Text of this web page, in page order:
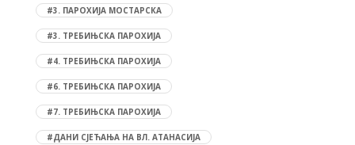
#3. ПАРОХИЈА МОСТАРСКА
#3. ТРЕБИЊСКА ПАРОХИЈА
#4. ТРЕБИЊСКА ПАРОХИЈА
#6. ТРЕБИЊСКА ПАРОХИЈА
#7. ТРЕБИЊСКА ПАРОХИЈА
#ДАНИ СЈЕЋАЊА НА ВЛ. АТАНАСИЈА